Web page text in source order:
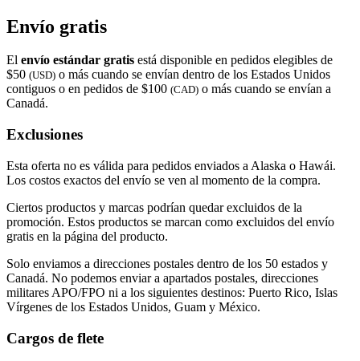
Envío gratis
El envío estándar gratis está disponible en pedidos elegibles de
$50 (USD) o más cuando se envían dentro de los Estados Unidos
contiguos o en pedidos de $100 (CAD) o más cuando se envían a
Canadá.
Exclusiones
Esta oferta no es válida para pedidos enviados a Alaska o Hawái.
Los costos exactos del envío se ven al momento de la compra.
Ciertos productos y marcas podrían quedar excluidos de la
promoción. Estos productos se marcan como excluidos del envío
gratis en la página del producto.
Solo enviamos a direcciones postales dentro de los 50 estados y
Canadá. No podemos enviar a apartados postales, direcciones
militares APO/FPO ni a los siguientes destinos: Puerto Rico, Islas
Vírgenes de los Estados Unidos, Guam y México.
Cargos de flete